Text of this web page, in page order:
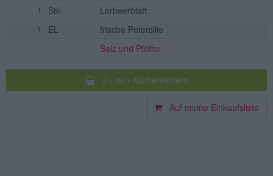
1
Stk.
Lorbeerblatt
1
EL
frische Petersilie
Salz und Pfeffer
Zu den Küchenhelfern
Auf meine Einkaufsliste